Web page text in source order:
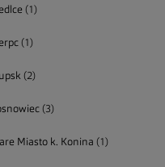
(1)
(1)
(2)
(3)
Miasto k. Konina (1)